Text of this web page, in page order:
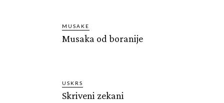
MUSAKE
Musaka od boranije
USKRS
Skriveni zekani